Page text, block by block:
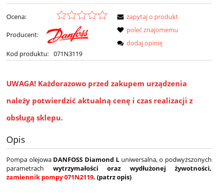
Ocena:
Producent:
Kod produktu: 071N3119
zapytaj o produkt
poleć znajomemu
dodaj opinię
UWAGA! Każdorazowo przed zakupem urządzenia
należy potwierdzić aktualną cenę i czas realizacji z
obsługą sklepu.
Opis
Pompa olejowa DANFOSS Diamond L uniwersalna, o podwyższonych
parametrach wytrzymałości oraz wydłużonej żywotności,
zamiennik pompy 071N2119. (patrz opis)